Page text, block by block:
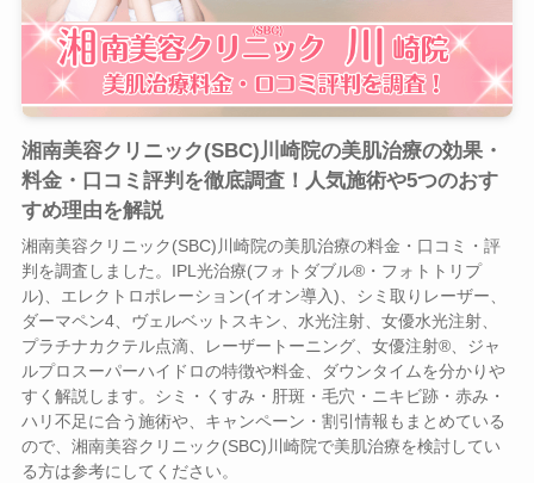
湘南美容クリニック(SBC)川崎院の美肌治療の効果・
料金・口コミ評判を徹底調査！人気施術や5つのおす
すめ理由を解説
湘南美容クリニック(SBC)川崎院の美肌治療の料金・口コミ・評
判を調査しました。IPL光治療(フォトダブル®・フォトトリプ
ル)、エレクトロポレーション(イオン導入)、シミ取りレーザー、
ダーマペン4、ヴェルベットスキン、水光注射、女優水光注射、
プラチナカクテル点滴、レーザートーニング、女優注射®、ジャ
ルプロスーパーハイドロの特徴や料金、ダウンタイムを分かりや
すく解説します。シミ・くすみ・肝斑・毛穴・ニキビ跡・赤み・
ハリ不足に合う施術や、キャンペーン・割引情報もまとめている
ので、湘南美容クリニック(SBC)川崎院で美肌治療を検討してい
る方は参考にしてください。